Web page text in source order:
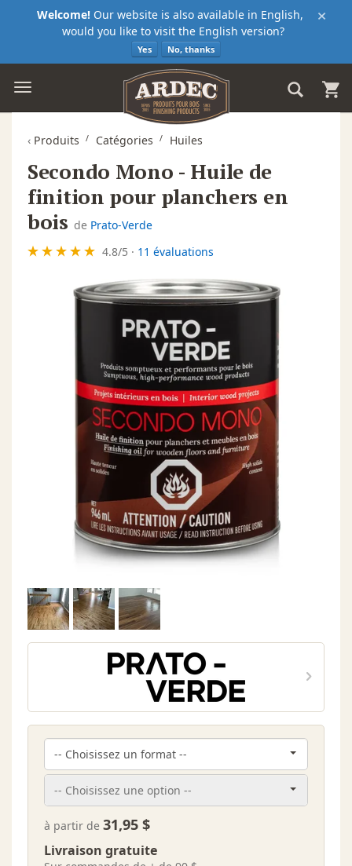
×
Welcome! Our website is also available in English,
would you like to visit the English version?
Yes No, thanks
‹ Produits Catégories Huiles
Secondo Mono - Huile de
finition pour planchers en
bois de Prato-Verde
4.8/5 · 11 évaluations
à partir de 31,95 $
Livraison gratuite